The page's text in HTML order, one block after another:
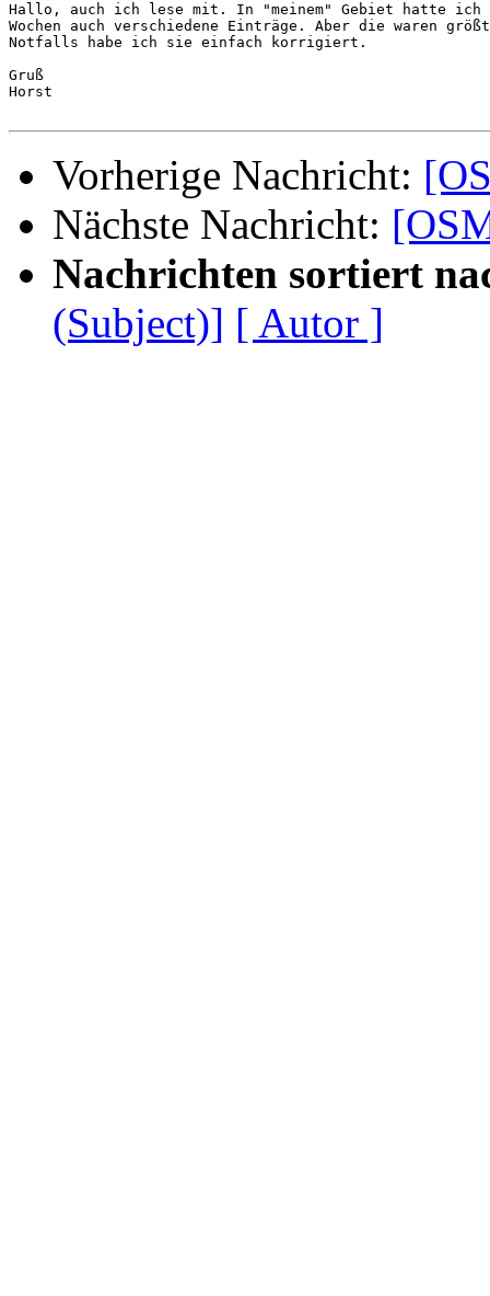
Hallo, auch ich lese mit. In "meinem" Gebiet hatte
Wochen auch verschiedene Einträge. Aber die waren
Notfalls habe ich sie einfach korrigiert.
Gruß
Horst
Vorherige Nachricht:
Nächste Nachricht:
Nachrichten sortiert
(Subject)] [ Autor ]